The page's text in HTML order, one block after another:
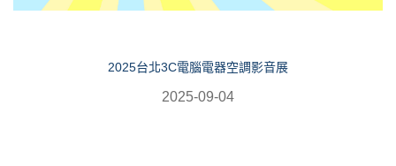
2025台北3C電腦電器空調影音展
2025-09-04